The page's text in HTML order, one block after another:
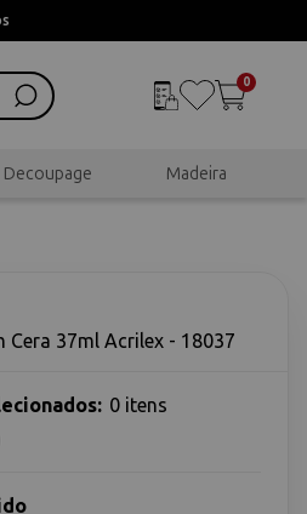
0
Decoupage Madeira
Cera 37ml Acrilex - 18037
0 itens